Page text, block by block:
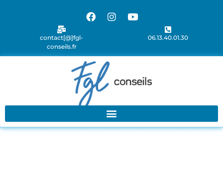
contact[@]fgl-
conseils.fr
06.13.40.01.30